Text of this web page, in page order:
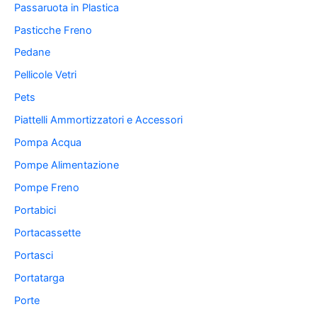
Passaruota in Plastica
Pasticche Freno
Pedane
Pellicole Vetri
Pets
Piattelli Ammortizzatori e Accessori
Pompa Acqua
Pompe Alimentazione
Pompe Freno
Portabici
Portacassette
Portasci
Portatarga
Porte